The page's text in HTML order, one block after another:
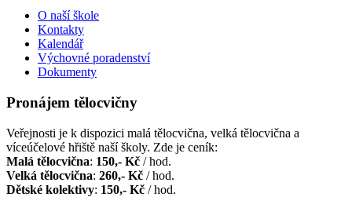
O naší škole
Kontakty
Kalendář
Výchovné poradenství
Dokumenty
Pronájem tělocvičny
Veřejnosti je k dispozici malá tělocvična, velká tělocvična a
víceúčelové hřiště naší školy. Zde je ceník:
Malá tělocvična: 150,- Kč / hod.
Velká tělocvična: 260,- Kč / hod.
Dětské kolektivy: 150,- Kč / hod.